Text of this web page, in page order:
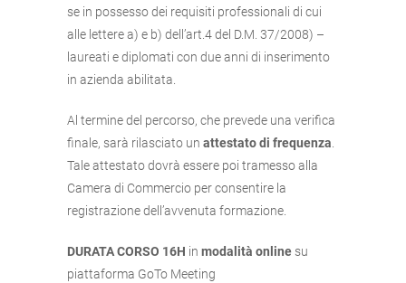
se in possesso dei requisiti professionali di cui
alle lettere a) e b) dell’art.4 del D.M. 37/2008) –
laureati e diplomati con due anni di inserimento
in azienda abilitata.
Al termine del percorso, che prevede una verifica
finale, sarà rilasciato un attestato di frequenza
Tale attestato dovrà essere poi tramesso alla
Camera di Commercio per consentire la
registrazione dell’avvenuta formazione.
DURATA CORSO 16H in modalità online su
piattaforma GoTo Meeting